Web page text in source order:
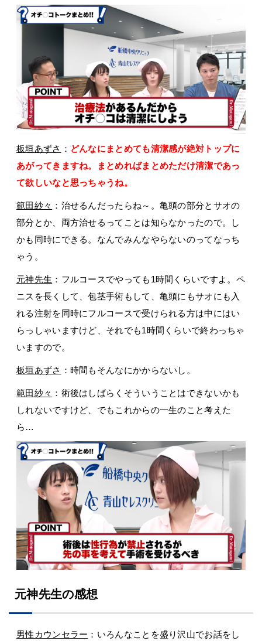
板垣あずさ ： どんなにまとめても清潔感が絶対トップに
あがってきますね。まとめればまとめただけ清潔であっ
て欲しいなと思っちゃうね。
範田紗々 ：治せるんだったらね～。亀頭の部分とサオの
部分とか、両方治せるってことは知らなかったので。し
かも同時にできる。なんでみんなやらないのってなっち
ゃう。
元神先生 ：フルコースでやっても1時間くらいですよ。ペ
ニスを長くして、包茎手術もして、亀頭にもサオにも入
れる注射を同時にフルコースで受けられる方は中にはい
らっしゃいますけど、それでも1時間くらいで終わっちゃ
いますので。
板垣あずさ ：時間もそんなにかからないし。
範田紗々 ：術後はしばらくそういうことはできないかも
しれないですけど、でもこれからの一生のこと考えた
ら…
元神先生の感想
男性カウンセラー ：いろんなことを盛り沢山でお話をし